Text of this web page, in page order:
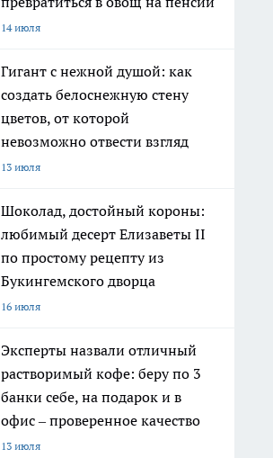
14 июля
Гигант с нежной душой: как
создать белоснежную стену
цветов, от которой
невозможно отвести взгляд
13 июля
Шоколад, достойный короны:
любимый десерт Елизаветы II
по простому рецепту из
Букингемского дворца
16 июля
Эксперты назвали отличный
растворимый кофе: беру по 3
банки себе, на подарок и в
офис – проверенное качество
13 июля